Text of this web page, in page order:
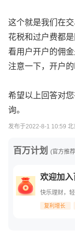
这个就是我们在
花税和过户费都
看用户开户的佣
注意一下，开户
希望以上回答对
询。
发布于2022-8-1 10:59 北
百万计划 (官方推
欢迎加入
快乐理财，
复利增长